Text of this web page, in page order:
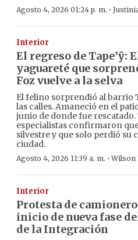
Agosto 4, 2026 01:24 p. m. ·
Interior
El regreso de Tape’ỹ:
yaguareté que
Foz vuelve a la selva
El felino sorprendió al barrio
las calles. Amaneció en el
junio de donde fue
especialistas confirmaron
silvestre y que solo perdió su
ciudad.
Agosto 4, 2026 11:39 a. m. ·Wilson
Interior
Protesta de
inicio de nueva fase
de la Integración